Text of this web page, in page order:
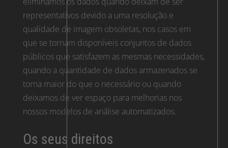
representativos devido a uma resolução e
qualidade de imagem obsoletas, nos casos em
que se tornam disponíveis conjuntos de dados
públicos que satisfazem as mesmas necessidades,
quando a quantidade de dados armazenados se
torna maior do que o necessário ou quando
deixamos de ver espaço para melhorias nos
nossos modelos de análise automatizados.
Os seus direitos